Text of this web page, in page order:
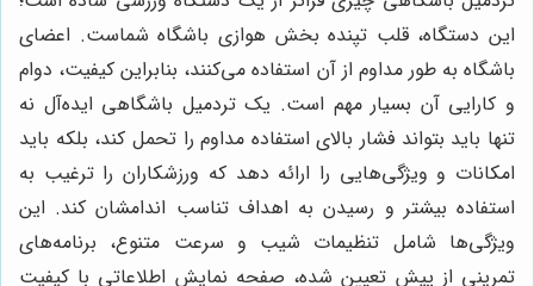
این دستگاه، قلب تپنده بخش هوازی باشگاه شماست. اعضای
باشگاه به طور مداوم از آن استفاده می‌کنند، بنابراین کیفیت، دوام
و کارایی آن بسیار مهم است. یک تردمیل باشگاهی ایده‌آل نه
تنها باید بتواند فشار بالای استفاده مداوم را تحمل کند، بلکه باید
امکانات و ویژگی‌هایی را ارائه دهد که ورزشکاران را ترغیب به
استفاده بیشتر و رسیدن به اهداف تناسب اندامشان کند. این
ویژگی‌ها شامل تنظیمات شیب و سرعت متنوع، برنامه‌های
تمرینی از پیش تعیین شده، صفحه نمایش اطلاعاتی با کیفیت